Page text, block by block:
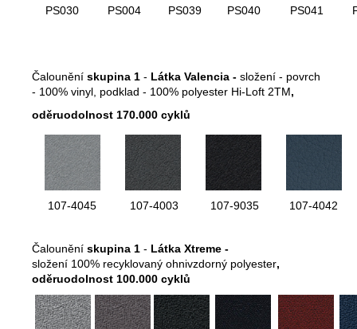
PS030 PS004 PS039 PS040 PS041
Čalounění skupina 1 - Látka Valencia - složení - povrch
- 100% vinyl, podklad - 100% polyester Hi-Loft 2TM,
oděruodolnost 170.000 cyklů
107-4045 107-4003 107-9035 107-4042
Čalounění skupina 1 - Látka Xtreme -
složení 100% recyklovaný ohnivzdorný polyester,
oděruodolnost 100.000 cyklů